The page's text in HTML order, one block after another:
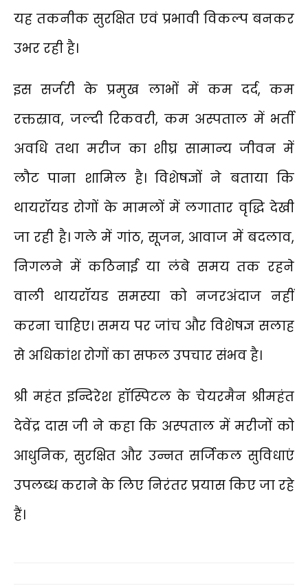
यह तकनीक सुरक्षित एवं प्रभावी विकल्प बनकर
उभर रही है।
इस सर्जरी के प्रमुख लाभों में कम दर्द, कम
रक्तस्राव, जल्दी रिकवरी, कम अस्पताल में भर्ती
अवधि तथा मरीज का शीघ्र सामान्य जीवन में
लौट पाना शामिल है। विशेषज्ञों ने बताया कि
थायरॉयड रोगों के मामलों में लगातार वृद्धि देखी
जा रही है। गले में गांठ, सूजन, आवाज में बदलाव,
निगलने में कठिनाई या लंबे समय तक रहने
वाली थायरॉयड समस्या को नजरअंदाज नहीं
करना चाहिए। समय पर जांच और विशेषज्ञ सलाह
से अधिकांश रोगों का सफल उपचार संभव है।
श्री महंत इन्दिरेश हॉस्पिटल के चेयरमैन श्रीमहंत
देवेंद्र दास जी ने कहा कि अस्पताल में मरीजों को
आधुनिक, सुरक्षित और उन्नत सर्जिकल सुविधाएं
उपलब्ध कराने के लिए निरंतर प्रयास किए जा रहे
हैं।